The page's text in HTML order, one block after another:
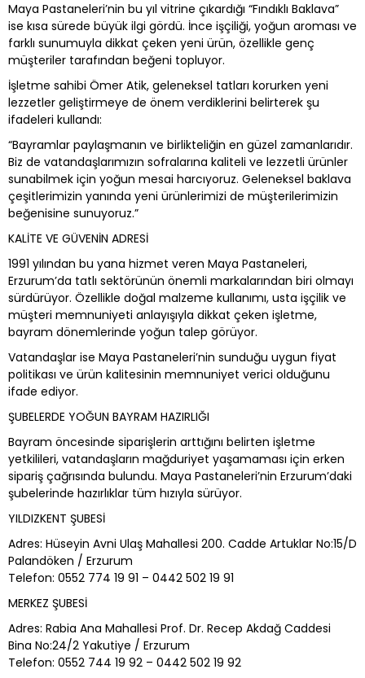
Maya Pastaneleri’nin bu yıl vitrine çıkardığı “Fındıklı Baklava”
ise kısa sürede büyük ilgi gördü. İnce işçiliği, yoğun aroması ve
farklı sunumuyla dikkat çeken yeni ürün, özellikle genç
müşteriler tarafından beğeni topluyor.
İşletme sahibi Ömer Atik, geleneksel tatları korurken yeni
lezzetler geliştirmeye de önem verdiklerini belirterek şu
ifadeleri kullandı:
“Bayramlar paylaşmanın ve birlikteliğin en güzel zamanlarıdır.
Biz de vatandaşlarımızın sofralarına kaliteli ve lezzetli ürünler
sunabilmek için yoğun mesai harcıyoruz. Geleneksel baklava
çeşitlerimizin yanında yeni ürünlerimizi de müşterilerimizin
beğenisine sunuyoruz.”
KALİTE VE GÜVENİN ADRESİ
1991 yılından bu yana hizmet veren Maya Pastaneleri,
Erzurum’da tatlı sektörünün önemli markalarından biri olmayı
sürdürüyor. Özellikle doğal malzeme kullanımı, usta işçilik ve
müşteri memnuniyeti anlayışıyla dikkat çeken işletme,
bayram dönemlerinde yoğun talep görüyor.
Vatandaşlar ise Maya Pastaneleri’nin sunduğu uygun fiyat
politikası ve ürün kalitesinin memnuniyet verici olduğunu
ifade ediyor.
ŞUBELERDE YOĞUN BAYRAM HAZIRLIĞI
Bayram öncesinde siparişlerin arttığını belirten işletme
yetkilileri, vatandaşların mağduriyet yaşamaması için erken
sipariş çağrısında bulundu. Maya Pastaneleri’nin Erzurum’daki
şubelerinde hazırlıklar tüm hızıyla sürüyor.
YILDIZKENT ŞUBESİ
Adres: Hüseyin Avni Ulaş Mahallesi 200. Cadde Artuklar No:15/D
Palandöken / Erzurum
Telefon: 0552 774 19 91 – 0442 502 19 91
MERKEZ ŞUBESİ
Adres: Rabia Ana Mahallesi Prof. Dr. Recep Akdağ Caddesi
Bina No:24/2 Yakutiye / Erzurum
Telefon: 0552 744 19 92 – 0442 502 19 92